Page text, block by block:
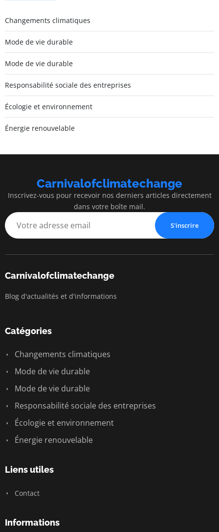
Changements climatiques
Mode de vie durable
Mode de vie durable
Responsabilité sociale des entreprises
Écologie et environnement
Énergie renouvelable
Carnivalofclimatechange
Inscrivez-vous pour recevoir nos derniers articles directement
dans votre boîte mail.
S'inscrire
Carnivalofclimatechange
Blog d'actualités et d'informations
Catégories
Changements climatiques
Mode de vie durable
Mode de vie durable
Responsabilité sociale des entreprises
Écologie et environnement
Énergie renouvelable
Liens utiles
Contact
Informations